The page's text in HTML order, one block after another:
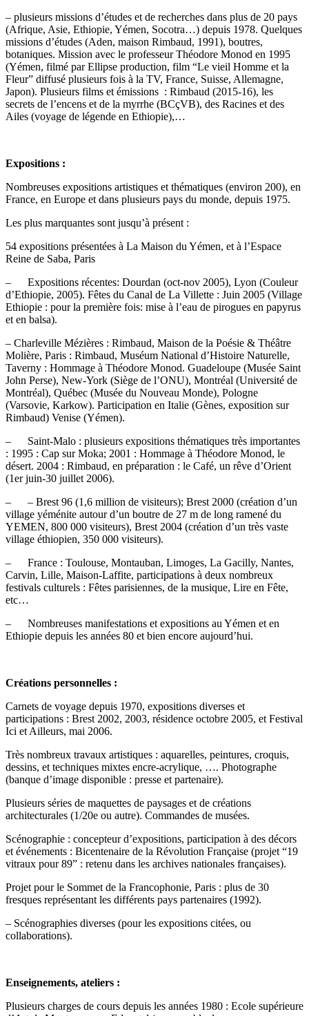
– plusieurs missions d’études et de recherches dans plus de 20 pays
(Afrique, Asie, Ethiopie, Yémen, Socotra…) depuis 1978. Quelques
missions d’études (Aden, maison Rimbaud, 1991), boutres,
botaniques. Mission avec le professeur Théodore Monod en 1995
(Yémen, filmé par Ellipse production, film “Le vieil Homme et la
Fleur” diffusé plusieurs fois à la TV, France, Suisse, Allemagne,
Japon). Plusieurs films et émissions : Rimbaud (2015-16), les
secrets de l’encens et de la myrrhe (BCçVB), des Racines et des
Ailes (voyage de légende en Ethiopie),…
Expositions :
Nombreuses expositions artistiques et thématiques (environ 200), en
France, en Europe et dans plusieurs pays du monde, depuis 1975.
Les plus marquantes sont jusqu’à présent :
54 expositions présentées à La Maison du Yémen, et à l’Espace
Reine de Saba, Paris
– Expositions récentes: Dourdan (oct-nov 2005), Lyon (Couleur
d’Ethiopie, 2005). Fêtes du Canal de La Villette : Juin 2005 (Village
Ethiopie : pour la première fois: mise à l’eau de pirogues en papyrus
et en balsa).
– Charleville Mézières : Rimbaud, Maison de la Poésie & Théâtre
Molière, Paris : Rimbaud, Muséum National d’Histoire Naturelle,
Taverny : Hommage à Théodore Monod. Guadeloupe (Musée Saint
John Perse), New-York (Siège de l’ONU), Montréal (Université de
Montréal), Québec (Musée du Nouveau Monde), Pologne
(Varsovie, Karkow). Participation en Italie (Gènes, exposition sur
Rimbaud) Venise (Yémen).
– Saint-Malo : plusieurs expositions thématiques très importantes
: 1995 : Cap sur Moka; 2001 : Hommage à Théodore Monod, le
désert. 2004 : Rimbaud, en préparation : le Café, un rêve d’Orient
(1er juin-30 juillet 2006).
– – Brest 96 (1,6 million de visiteurs); Brest 2000 (création d’un
village yéménite autour d’un boutre de 27 m de long ramené du
YEMEN, 800 000 visiteurs), Brest 2004 (création d’un très vaste
village éthiopien, 350 000 visiteurs).
– France : Toulouse, Montauban, Limoges, La Gacilly, Nantes,
Carvin, Lille, Maison-Laffite, participations à deux nombreux
festivals culturels : Fêtes parisiennes, de la musique, Lire en Fête,
etc…
– Nombreuses manifestations et expositions au Yémen et en
Ethiopie depuis les années 80 et bien encore aujourd’hui.
Créations personnelles :
Carnets de voyage depuis 1970, expositions diverses et
participations : Brest 2002, 2003, résidence octobre 2005, et Festival
Ici et Ailleurs, mai 2006.
Très nombreux travaux artistiques : aquarelles, peintures, croquis,
dessins, et techniques mixtes encre-acrylique, …. Photographe
(banque d’image disponible : presse et partenaire).
Plusieurs séries de maquettes de paysages et de créations
architecturales (1/20e ou autre). Commandes de musées.
Scénographie : concepteur d’expositions, participation à des décors
et événements : Bicentenaire de la Révolution Française (projet “19
vitraux pour 89” : retenu dans les archives nationales françaises).
Projet pour le Sommet de la Francophonie, Paris : plus de 30
fresques représentant les différents pays partenaires (1992).
– Scénographies diverses (pour les expositions citées, ou
collaborations).
Enseignements, ateliers :
Plusieurs charges de cours depuis les années 1980 : Ecole supérieure